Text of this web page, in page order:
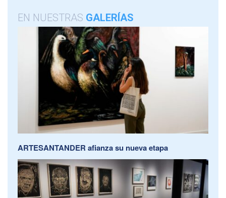
EN NUESTRAS GALERÍAS
ARTESANTANDER afianza su nueva etapa